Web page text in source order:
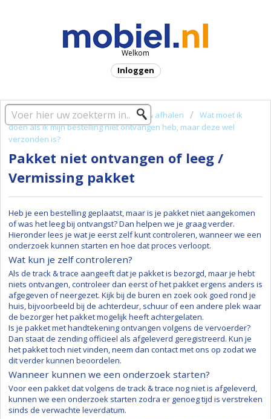
Welkom
Inloggen
Startpagina oplossing Ontvangen & afhalen
Wat moet ik
doen als ik mijn bestelling niet ontvangen heb, maar deze wel
verzonden is?
Pakket niet ontvangen of leeg /
Vermissing pakket
Heb je een bestelling geplaatst, maar is je pakket niet aangekomen
of was het leeg bij ontvangst? Dan helpen we je graag verder.
Hieronder lees je wat je eerst zelf kunt controleren, wanneer we een
onderzoek kunnen starten en hoe dat proces verloopt.
Wat kun je zelf controleren?
Als de track & trace aangeeft dat je pakket is bezorgd, maar je hebt
niets ontvangen, controleer dan eerst of het pakket ergens anders is
afgegeven of neergezet. Kijk bij de buren en zoek ook goed rond je
huis, bijvoorbeeld bij de achterdeur, schuur of een andere plek waar
de bezorger het pakket mogelijk heeft achtergelaten.
Is je pakket met handtekening ontvangen volgens de vervoerder?
Dan staat de zending officieel als afgeleverd geregistreerd. Kun je
het pakket toch niet vinden, neem dan contact met ons op zodat we
dit verder kunnen beoordelen.
Wanneer kunnen we een onderzoek starten?
Voor een pakket dat volgens de track & trace nog niet is afgeleverd,
kunnen we een onderzoek starten zodra er genoeg tijd is verstreken
sinds de verwachte leverdatum.